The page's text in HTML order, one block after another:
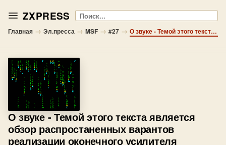
ZXPRESS Поиск
Главная → Эл.пресса → MSF → #27 → О звуке - Темой этого текста является обзор распростаненных варантов реализации оконечного усилителя звуковой частоты для компьютера.
О звуке- Темой этого текста является
обзор распростаненных варантов
реализации оконечного усилителя